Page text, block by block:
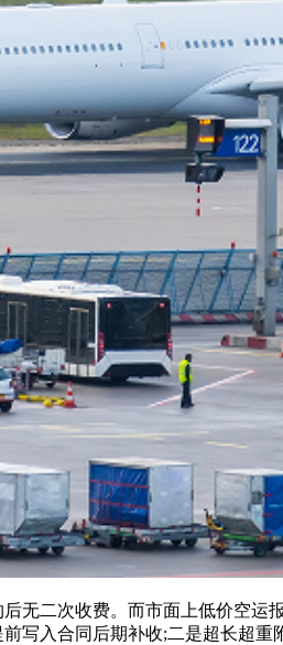
二次收费。而市面上低价空运
写入合同后期补收;二是超长超